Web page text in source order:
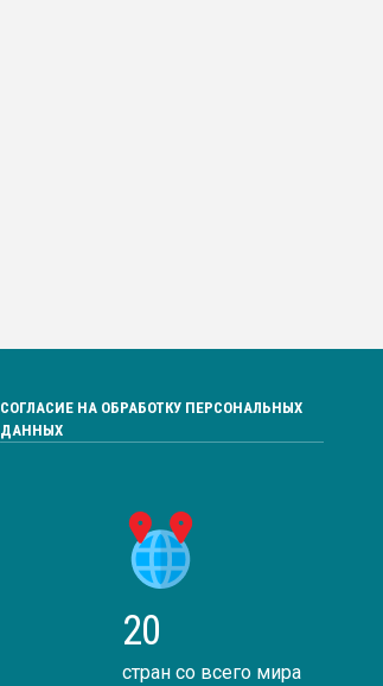
СОГЛАСИЕ НА ОБРАБОТКУ ПЕРСОНАЛЬНЫХ
ДАННЫХ
20
стран со всего мира